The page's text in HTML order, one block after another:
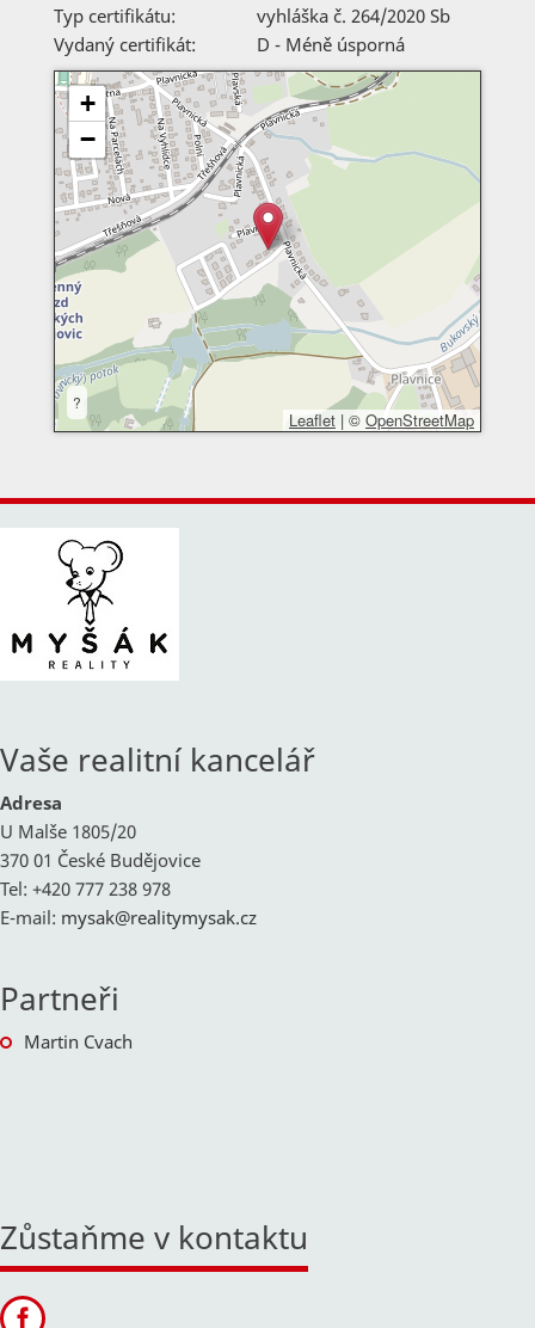
Typ certifikátu:
vyhláška č. 264/2020 Sb
Vydaný certifikát:
D - Méně úsporná
+
−
?
Leaflet | © OpenStreetMap
Vaše realitní kancelář
Adresa
U Malše 1805/20
370 01 České Budějovice
Tel: +420 777 238 978
E-mail: mysak@realitymysak.cz
Partneři
Martin Cvach
Zůstaňme v kontaktu